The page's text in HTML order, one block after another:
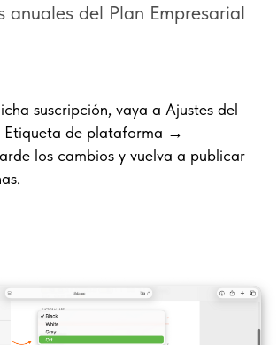
anuales del Plan Empresarial
suscripción, vaya a Ajustes del
de plataforma →
los cambios y vuelva a publicar